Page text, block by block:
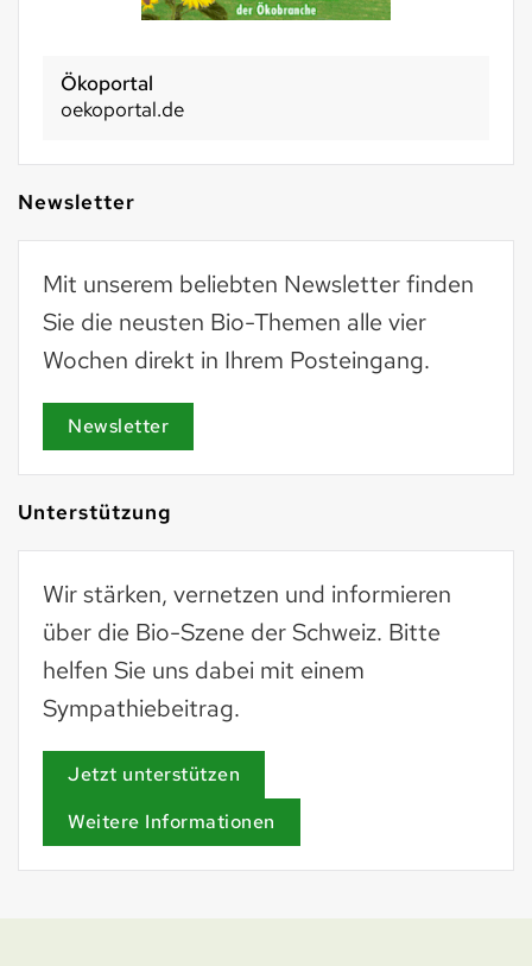
Ökoportal
oekoportal.de
Newsletter
Mit unserem beliebten Newsletter finden
Sie die neusten Bio-Themen alle vier
Wochen direkt in Ihrem Posteingang.
Newsletter
Unterstützung
Wir stärken, vernetzen und informieren
über die Bio-Szene der Schweiz. Bitte
helfen Sie uns dabei mit einem
Sympathiebeitrag.
Jetzt unterstützen
Weitere Informationen